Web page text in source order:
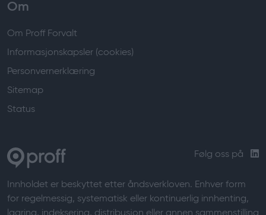
Om
Om Proff Forvalt
Informasjonskapsler (cookies)
Personvernerklæring
Sitemap
Status
Følg oss på
Innholdet er beskyttet etter åndsverkloven. Enhver form
for regelmessig, systematisk eller kontinuerlig innhenting,